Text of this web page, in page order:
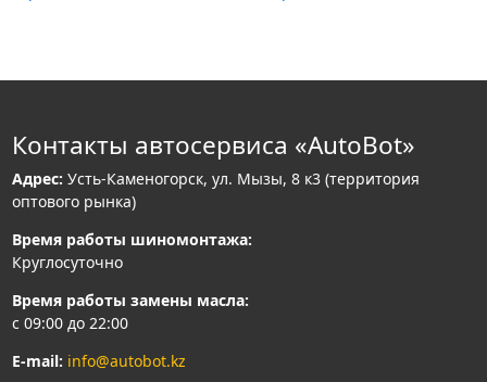
Контакты автосервиса «AutoBot»
Адрес: Усть-Каменогорск, ул. Мызы, 8 к3 (территория
оптового рынка)
Время работы шиномонтажа:
Круглосуточно
Время работы замены масла:
с 09:00 до 22:00
E-mail: info@autobot.kz